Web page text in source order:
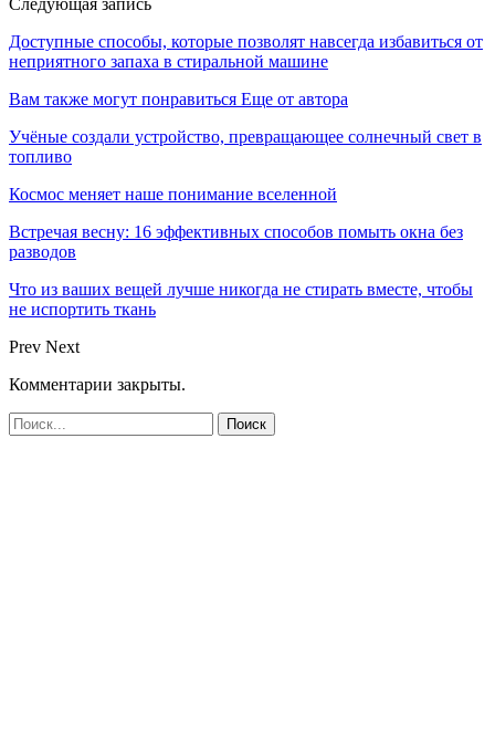
Следующая запись
Доступные способы, которые позволят навсегда избавиться от
неприятного запаха в стиральной машине
Вам также могут понравиться Еще от автора
Учёные создали устройство, превращающее солнечный свет в
топливо
Космос меняет наше понимание вселенной
Встречая весну: 16 эффективных способов помыть окна без
разводов
Что из ваших вещей лучше никогда не стирать вместе, чтобы
не испортить ткань
Prev Next
Комментарии закрыты.